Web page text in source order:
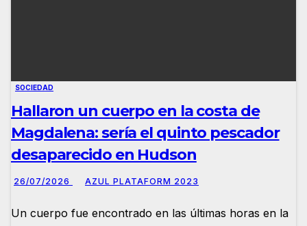
SOCIEDAD
Hallaron un cuerpo en la costa de
Magdalena: sería el quinto pescador
desaparecido en Hudson
26/07/2026 AZUL PLATAFORM 2023
Un cuerpo fue encontrado en las últimas horas en la